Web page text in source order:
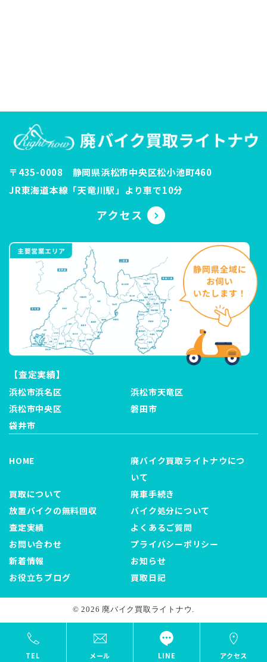
〒435-0008 静岡県浜松市中央区松小池町460
JR東海道本線「天竜川駅」より車で10分
【査定実績】
浜松市浜名区
浜松市天竜区
浜松市中央区
磐田市
袋井市
HOME
廃バイク買取ライトナウにつ
いて
買取について
廃車手続き
放置バイクの無料回収
バイク処分について
査定実績
よくあるご質問
お問い合わせ
プライバシーポリシー
新着情報
お知らせ
お役立ちブログ
買取日記
© 2026 廃バイク買取ライトナウ.
TEL メール LINE アクセス